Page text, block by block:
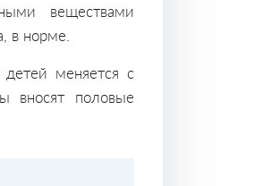
веществами
в норме.
меняется с
вносят половые